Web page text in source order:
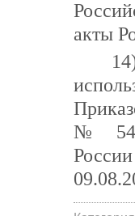
акты
№ 540